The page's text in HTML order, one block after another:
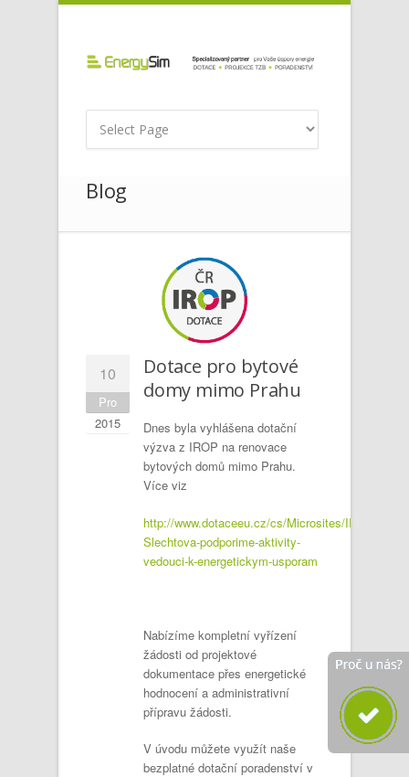
Blog
10
Pro
2015
Dotace pro bytové
domy mimo Prahu
Dnes byla vyhlášena dotační
výzva z IROP na renovace
bytových domů mimo Prahu.
Více viz
http://www.dotaceeu.cz/cs/Microsites/IROP/
Slechtova-podporime-aktivity-
vedouci-k-energetickym-usporam
Nabízíme kompletní vyřízení
žádosti od projektové
dokumentace přes energetické
hodnocení a administrativní
přípravu žádosti.
V úvodu můžete využít naše
bezplatné dotační poradenství v